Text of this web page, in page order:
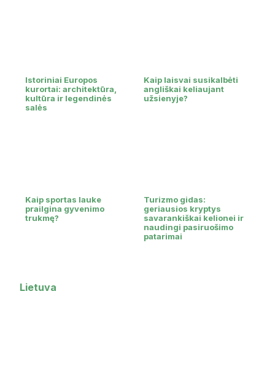
Istoriniai Europos
kurortai: architektūra,
kultūra ir legendinės
salės
Kaip laisvai susikalbėti
angliškai keliaujant
užsienyje?
Kaip sportas lauke
prailgina gyvenimo
trukmę?
Turizmo gidas:
geriausios kryptys
savarankiškai kelionei ir
naudingi pasiruošimo
patarimai
Lietuva